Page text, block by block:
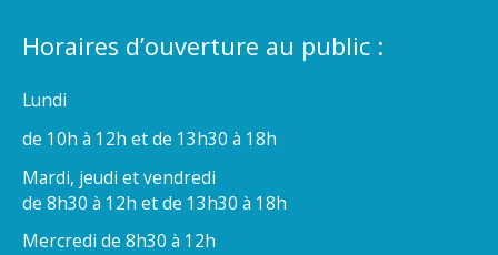
Horaires d’ouverture au public :
Lundi
de 10h à 12h et de 13h30 à 18h
Mardi, jeudi et vendredi
de 8h30 à 12h et de 13h30 à 18h
Mercredi de 8h30 à 12h